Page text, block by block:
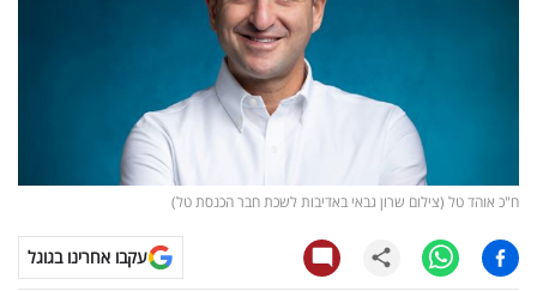
ויראלי
טלוויזיה
ח"כ אוהד טל (צילום שרון גבאי באדיבות לשכת חבר הכנסת טל)
עקבו אחרינו בגוגל